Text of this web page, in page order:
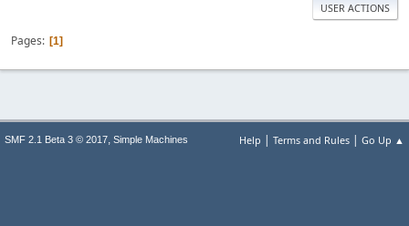
USER ACTIONS
Pages 1
Help | Terms and Rules | Go Up ▲
SMF 2.1 Beta 3 © 2017, Simple Machines